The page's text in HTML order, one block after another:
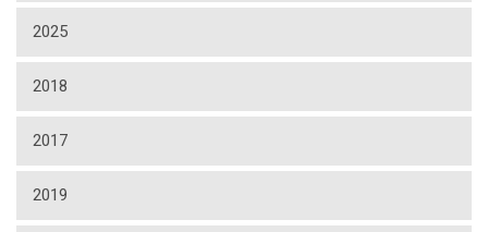
2025
2018
2017
2019